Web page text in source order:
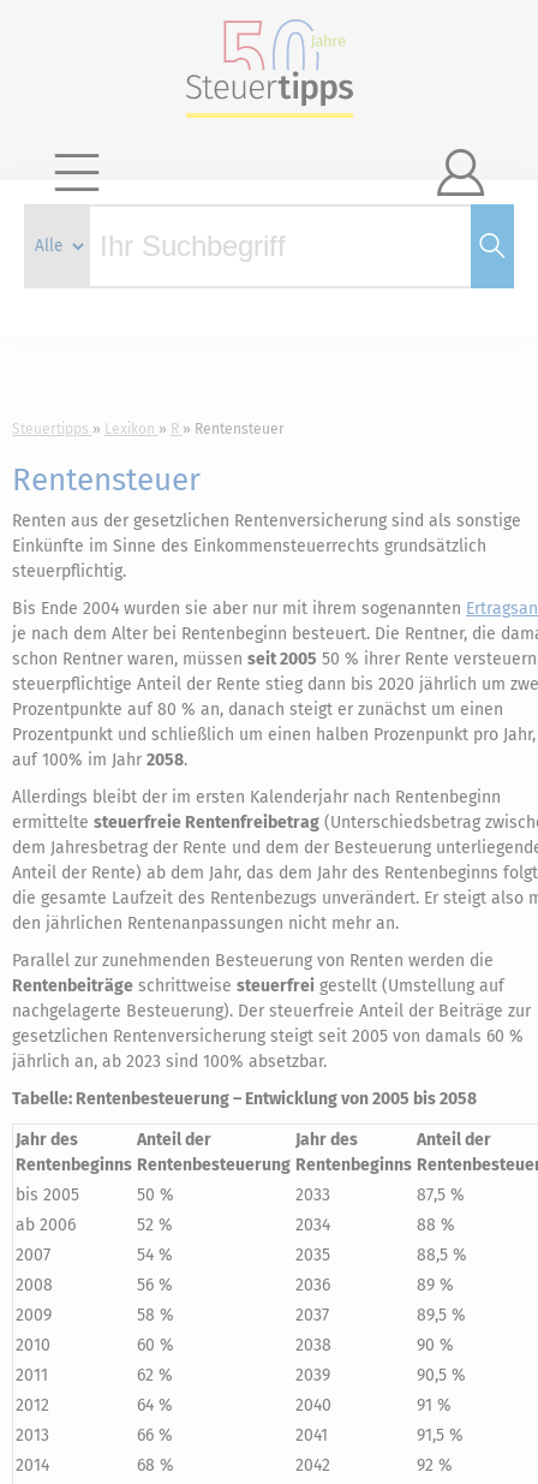

Steuertipps Lexikon R Rentensteuer
Rentensteuer
Renten aus der gesetzlichen Rentenversicherung sind als sonstige
Einkünfte im Sinne des Einkommensteuerrechts grundsätzlich
steuerpflichtig.
Bis Ende 2004 wurden sie aber nur mit ihrem sogenannten
je nach dem Alter bei Rentenbeginn besteuert. Die Rentner, die
schon Rentner waren, müssen seit 2005 50 % ihrer Rente
steuerpflichtige Anteil der Rente stieg dann bis 2020 jährlich um
Prozentpunkte auf 80 % an, danach steigt er zunächst um einen
Prozentpunkt und schließlich um einen halben Prozenpunkt pro
auf 100% im Jahr 2058.
Allerdings bleibt der im ersten Kalenderjahr nach Rentenbeginn
ermittelte steuerfreie Rentenfreibetrag (Unterschiedsbetrag
dem Jahresbetrag der Rente und dem der Besteuerung
Anteil der Rente) ab dem Jahr, das dem Jahr des Rentenbeginns
die gesamte Laufzeit des Rentenbezugs unverändert. Er steigt also
den jährlichen Rentenanpassungen nicht mehr an.
Parallel zur zunehmenden Besteuerung von Renten werden die
Rentenbeiträge schrittweise steuerfrei gestellt (Umstellung auf
nachgelagerte Besteuerung). Der steuerfreie Anteil der Beiträge zur
gesetzlichen Rentenversicherung steigt seit 2005 von damals 60 %
jährlich an, ab 2023 sind 100% absetzbar.
Tabelle: Rentenbesteuerung – Entwicklung von 2005 bis 2058
Jahr des
Rentenbeginns
Anteil der
Rentenbesteuerung
Jahr des
Rentenbeginns
Anteil der
bis 2005
50 % 2033
87,5 %
ab 2006
52 % 2034
88 %
2007
54 % 2035
88,5 %
2008
56 % 2036
89 %
2009
58 % 2037
89,5 %
2010
60 % 2038
90 %
2011
62 % 2039
90,5 %
2012
64 % 2040
91 %
2013
66 % 2041
91,5 %
2014
68 % 2042
92 %